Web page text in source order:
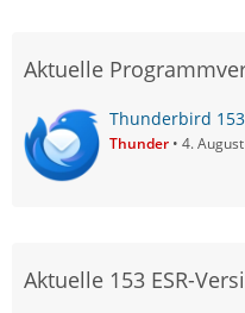
Aktuelle
Thunderbird
Thunder 4.
Aktuelle 153 ESR-